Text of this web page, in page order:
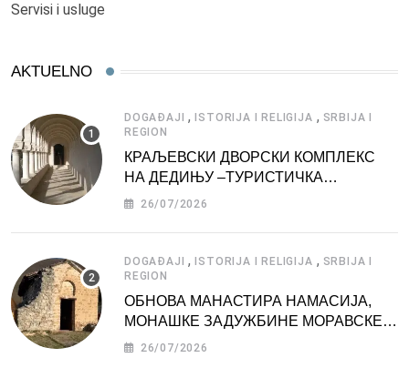
Servisi i usluge
AKTUELNO
DOGAĐAJI , ISTORIJA I RELIGIJA , SRBIJA I
REGION
КРАЉЕВСКИ ДВОРСКИ КОМПЛЕКС
НА ДЕДИЊУ –ТУРИСТИЧКА
АТРАКЦИЈА
26/07/2026
DOGAĐAJI , ISTORIJA I RELIGIJA , SRBIJA I
REGION
ОБНОВА МАНАСТИРА НАМАСИЈА,
МОНАШКЕ ЗАДУЖБИНЕ МОРАВСКЕ
СРБИЈЕ
26/07/2026